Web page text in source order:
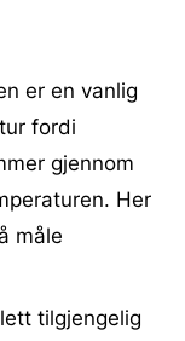
er en vanlig
fordi
gjennom
Her
måle
tilgjengelig